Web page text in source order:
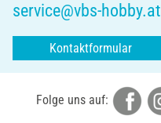
service@vbs-hobby.at
Kontaktformular
Folge uns auf: